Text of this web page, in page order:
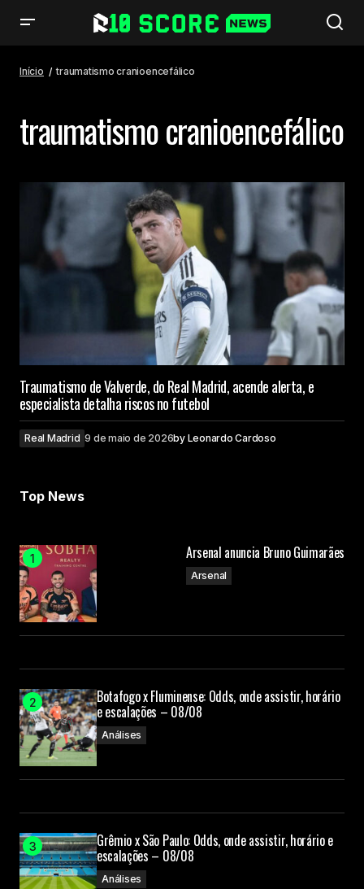
Início traumatismo cranioencefálico
traumatismo cranioencefálico
Traumatismo de Valverde, do Real Madrid, acende alerta, e
especialista detalha riscos no futebol
Real Madrid 9 de maio de 2026by Leonardo Cardoso
Top News
Arsenal anuncia Bruno Guimarães
Arsenal
Botafogo x Fluminense: Odds, onde assistir, horário
e escalações – 08/08
Análises
Grêmio x São Paulo: Odds, onde assistir, horário e
escalações – 08/08
Análises